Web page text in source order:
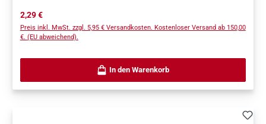
Regulärer Preis:
2,29 €
Preis inkl. MwSt. zzgl. 5,95 € Versandkosten. Kostenloser Versand ab 150,00
€. (EU abweichend).
In den Warenkorb